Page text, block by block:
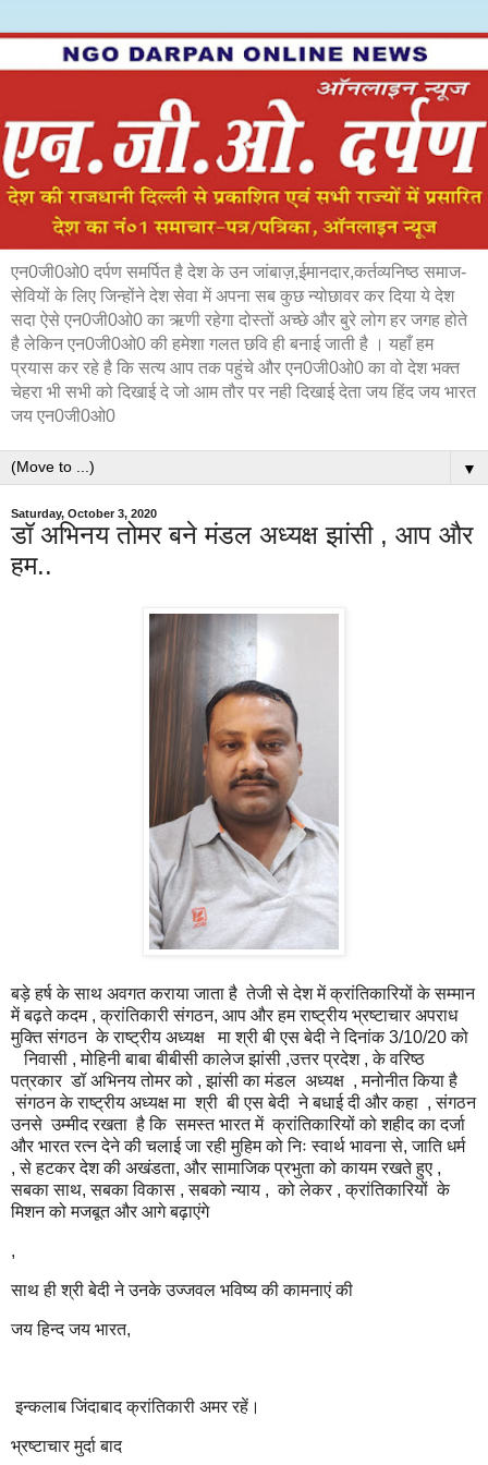
एन0जी0ओ0 दर्पण समर्पित है देश के उन जांबाज़,ईमानदार,कर्तव्यनिष्ठ समाज-
सेवियों के लिए जिन्होंने देश सेवा में अपना सब कुछ न्योछावर कर दिया ये देश
सदा ऐसे एन0जी0ओ0 का ऋणी रहेगा दोस्तों अच्छे और बुरे लोग हर जगह होते
है लेकिन एन0जी0ओ0 की हमेशा गलत छवि ही बनाई जाती है । यहाँ हम
प्रयास कर रहे है कि सत्य आप तक पहुंचे और एन0जी0ओ0 का वो देश भक्त
चेहरा भी सभी को दिखाई दे जो आम तौर पर नही दिखाई देता जय हिंद जय भारत
जय एन0जी0ओ0
▼
Saturday, October 3, 2020
डॉ अभिनय तोमर बने मंडल अध्यक्ष झांसी , आप और
हम..
बड़े हर्ष के साथ अवगत कराया जाता है तेजी से देश में क्रांतिकारियों के सम्मान
में बढ़ते कदम , क्रांतिकारी संगठन, आप और हम राष्ट्रीय भ्रष्टाचार अपराध
मुक्ति संगठन के राष्ट्रीय अध्यक्ष मा श्री बी एस बेदी ने दिनांक 3/10/20 को
निवासी , मोहिनी बाबा बीबीसी कालेज झांसी ,उत्तर प्रदेश , के वरिष्ठ
पत्रकार डॉ अभिनय तोमर को , झांसी का मंडल अध्यक्ष , मनोनीत किया है
संगठन के राष्ट्रीय अध्यक्ष मा श्री बी एस बेदी ने बधाई दी और कहा , संगठन
उनसे उम्मीद रखता है कि समस्त भारत में क्रांतिकारियों को शहीद का दर्जा
और भारत रत्न देने की चलाई जा रही मुहिम को निः स्वार्थ भावना से, जाति धर्म
, से हटकर देश की अखंडता, और सामाजिक प्रभुता को कायम रखते हुए ,
सबका साथ, सबका विकास , सबको न्याय , को लेकर , क्रांतिकारियों के
मिशन को मजबूत और आगे बढ़ाएंगे
,
साथ ही श्री बेदी ने उनके उज्जवल भविष्य की कामनाएं की
जय हिन्द जय भारत,
इन्कलाब जिंदाबाद क्रांतिकारी अमर रहें।
भ्रष्टाचार मुर्दा बाद